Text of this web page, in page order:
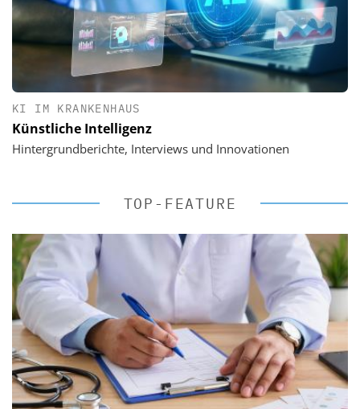
KI IM KRANKENHAUS
Künstliche Intelligenz
Hintergrundberichte, Interviews und Innovationen
TOP-FEATURE